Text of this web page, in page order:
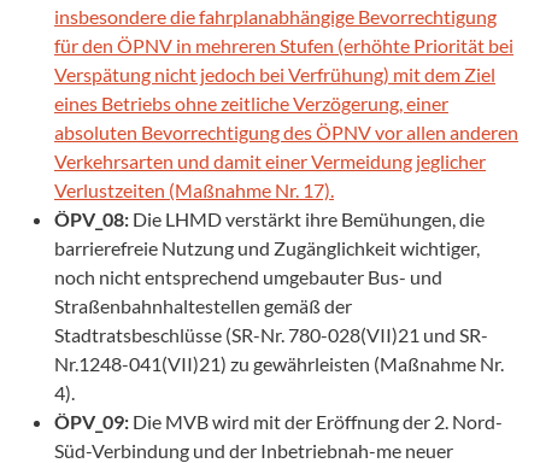
insbesondere die fahrplanabhängige Bevorrechtigung
für den ÖPNV in mehreren Stufen (erhöhte Priorität bei
Verspätung nicht jedoch bei Verfrühung) mit dem Ziel
eines Betriebs ohne zeitliche Verzögerung, einer
absoluten Bevorrechtigung des ÖPNV vor allen anderen
Verkehrsarten und damit einer Vermeidung jeglicher
Verlustzeiten (Maßnahme Nr. 17).
ÖPV_08: Die LHMD verstärkt ihre Bemühungen, die
barrierefreie Nutzung und Zugänglichkeit wichtiger,
noch nicht entsprechend umgebauter Bus- und
Straßenbahnhaltestellen gemäß der
Stadtratsbeschlüsse (SR-Nr. 780-028(VII)21 und SR-
Nr.1248-041(VII)21) zu gewährleisten (Maßnahme Nr.
4).
ÖPV_09: Die MVB wird mit der Eröffnung der 2. Nord-
Süd-Verbindung und der Inbetriebnah-me neuer